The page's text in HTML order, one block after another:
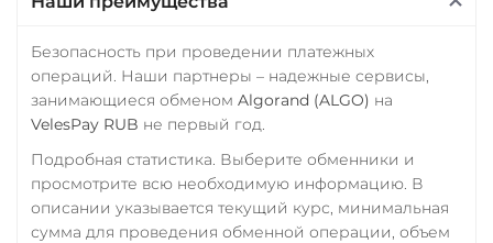
SOL
POL
ARB
AVAXC
OP
TON
NEAR
Tezos (XTZ)
THETA
Приват24
USD EUR UAH
ПУМБ UAH
Райффайзен
RUB UAH
Безопасность при проведении платежных
операций. Наши партнеры – надежные сервисы,
занимающиеся обменом Algorand (ALGO) на
VelesPay RUB не первый год.
Подробная статистика. Выберите обменники и
просмотрите всю необходимую информацию. В
описании указывается текущий курс, минимальная
сумма для проведения обменной операции, объем